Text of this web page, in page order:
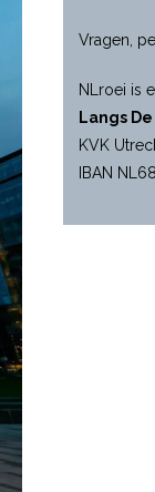
Vragen,
NLroei is
Langs
KVK
IBAN